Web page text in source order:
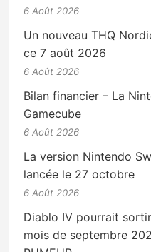
6 Août 2026
Un nouveau THQ
ce 7 août 2026
6 Août 2026
Bilan financier – La
Gamecube
6 Août 2026
La version Nintendo
lancée le 27 octobre
6 Août 2026
Diablo IV pourrait
mois de septembre